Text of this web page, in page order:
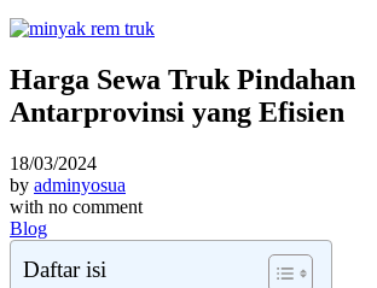
Harga Sewa Truk Pindahan
Antarprovinsi yang Efisien
18/03/2024
by adminyosua
with no comment
Blog
Daftar isi